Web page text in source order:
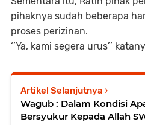
pihaknya sudah beberapa
proses perizinan.
‘’Ya, kami segera urus’’
Artikel Selanjutnya
Wagub : Dalam Kondisi
Bersyukur Kepada Allah